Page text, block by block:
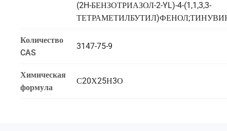
(2H-БЕНЗОТРИАЗОЛ-2-YL)-4-(1,1,3,3-
Количество
CAS
3147-75-9
Химическая
формула
С20Х25Н3О